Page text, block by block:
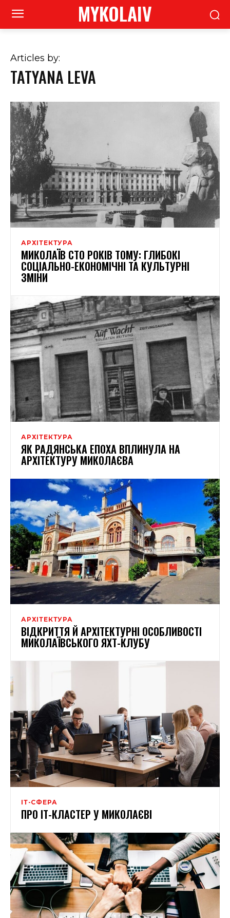
MYKOLAIV
Articles by:
TATYANA LEVA
АРХІТЕКТУРА
МИКОЛАЇВ СТО РОКІВ ТОМУ: ГЛИБОКІ
СОЦІАЛЬНО-ЕКОНОМІЧНІ ТА КУЛЬТУРНІ
ЗМІНИ
АРХІТЕКТУРА
ЯК РАДЯНСЬКА ЕПОХА ВПЛИНУЛА НА
АРХІТЕКТУРУ МИКОЛАЄВА
АРХІТЕКТУРА
ВІДКРИТТЯ Й АРХІТЕКТУРНІ ОСОБЛИВОСТІ
МИКОЛАЇВСЬКОГО ЯХТ-КЛУБУ
ІТ-СФЕРА
ПРО ІТ-КЛАСТЕР У МИКОЛАЄВІ